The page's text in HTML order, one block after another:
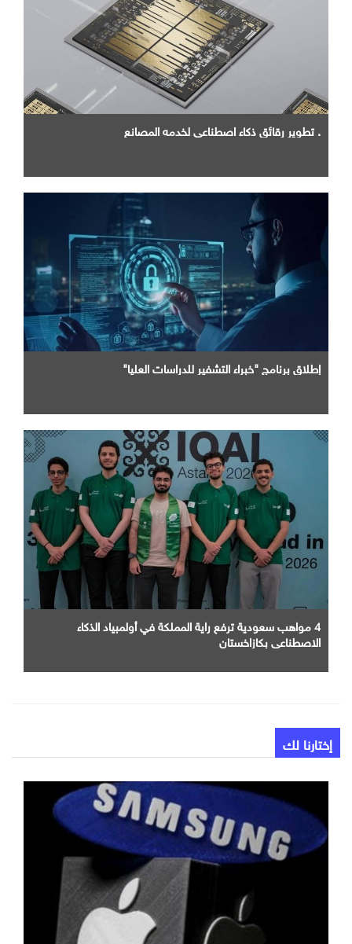
. تطوير رقائق ذكاء اصطناعي لخدمه المصانع
إطلاق برنامج "خبراء التشفير للدراسات العليا"
4 مواهب سعودية ترفع راية المملكة في أولمبياد الذكاء
الاصطناعي بكازاخستان
إختارنا لك